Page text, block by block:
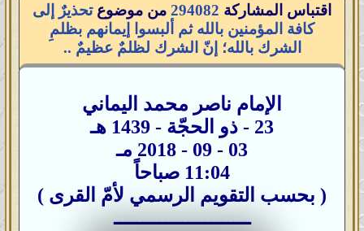
اقتباس المشاركة 294082 من موضوعتحذيرٌ إلى
كافة المؤمنين بالله ثم ألبسوا إيمانهم بظلمِ
الشرك بالله؛ إنّ الشرك لظلمٌ عظيمٌ ..
الإمام ناصر محمد اليماني
23 - ذو الحجّة - 1439 هـ
03 - 09 - 2018 مـ
11:04 صباحاً
( بحسب التقويم الرسمي لأمّ القرى )
ــــــــــــــــــــــــ